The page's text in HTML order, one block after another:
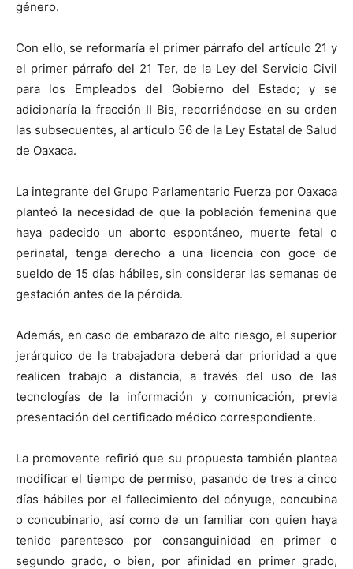
género.
Con ello, se reformaría el primer párrafo del artículo 21 y
el primer párrafo del 21 Ter, de la Ley del Servicio Civil
para los Empleados del Gobierno del Estado; y se
adicionaría la fracción II Bis, recorriéndose en su orden
las subsecuentes, al artículo 56 de la Ley Estatal de Salud
de Oaxaca.
La integrante del Grupo Parlamentario Fuerza por Oaxaca
planteó la necesidad de que la población femenina que
haya padecido un aborto espontáneo, muerte fetal o
perinatal, tenga derecho a una licencia con goce de
sueldo de 15 días hábiles, sin considerar las semanas de
gestación antes de la pérdida.
Además, en caso de embarazo de alto riesgo, el superior
jerárquico de la trabajadora deberá dar prioridad a que
realicen trabajo a distancia, a través del uso de las
tecnologías de la información y comunicación, previa
presentación del certificado médico correspondiente.
La promovente refirió que su propuesta también plantea
modificar el tiempo de permiso, pasando de tres a cinco
días hábiles por el fallecimiento del cónyuge, concubina
o concubinario, así como de un familiar con quien haya
tenido parentesco por consanguinidad en primer o
segundo grado, o bien, por afinidad en primer grado,